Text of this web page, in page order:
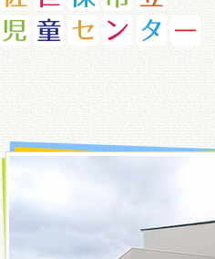
佐世保市立児童センター